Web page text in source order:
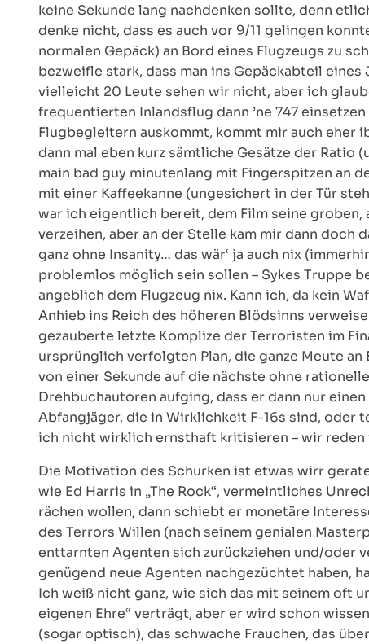
keine Sekunde lang nachdenken sollte, denn
denke nicht, dass es auch vor 9/11 gelingen
normalen Gepäck) an Bord eines Flugzeugs zu
bezweifle stark, dass man ins Gepäckabteil
vielleicht 20 Leute sehen wir nicht, aber ich
frequentierten Inlandsflug dann ’ne 747
Flugbegleitern auskommt, kommt mir auch eher
dann mal eben kurz sämtliche Gesätze der Ratio
main bad guy minutenlang mit Fingerspitzen an
mit einer Kaffeekanne (ungesichert in der Tür
war ich eigentlich bereit, dem Film seine
verzeihen, aber an der Stelle kam mir dann doch
ganz ohne Insanity… das wär‘ ja auch nix
problemlos möglich sein sollen – Sykes Truppe
angeblich dem Flugzeug nix. Kann ich, da kein
Anhieb ins Reich des höheren Blödsinns
gezauberte letzte Komplize der Terroristen im
ursprünglich verfolgten Plan, die ganze Meute
von einer Sekunde auf die nächste ohne
Drehbuchautoren aufging, dass er dann nur
Abfangjäger, die in Wirklichkeit F-16s sind,
ich nicht wirklich ernsthaft kritisieren – wir reden
Die Motivation des Schurken ist etwas wirr
wie Ed Harris in „The Rock“, vermeintliches
rächen wollen, dann schiebt er monetäre
des Terrors Willen (nach seinem genialen
enttarnten Agenten sich zurückziehen und/oder
genügend neue Agenten nachgezüchtet haben,
Ich weiß nicht ganz, wie sich das mit seinem oft
eigenen Ehre“ verträgt, aber er wird schon
(sogar optisch), das schwache Frauchen, das